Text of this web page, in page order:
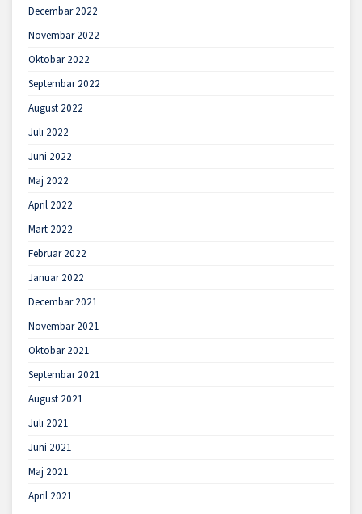
Decembar 2022
Novembar 2022
Oktobar 2022
Septembar 2022
August 2022
Juli 2022
Juni 2022
Maj 2022
April 2022
Mart 2022
Februar 2022
Januar 2022
Decembar 2021
Novembar 2021
Oktobar 2021
Septembar 2021
August 2021
Juli 2021
Juni 2021
Maj 2021
April 2021